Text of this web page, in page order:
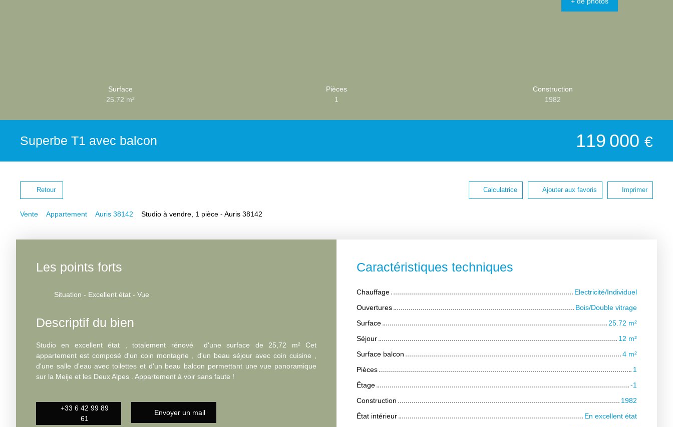
Surface
25.72 m²
Pièces
1
Construction
1982
Superbe T1 avec balcon 119 000 €
Retour Calculatrice Ajouter aux favoris Imprimer
Vente Appartement Auris 38142 Studio à vendre, 1 pièce - Auris 38142
Les points forts
Situation - Excellent état - Vue
Descriptif du bien
Studio en excellent état , totalement rénové d'une surface de 25,72 m² Cet
appartement est composé d'un coin montagne , d'un beau séjour avec coin cuisine ,
d'une salle d'eau avec toilettes et d'un beau balcon permettant une vue panoramique
sur la Meije et les Deux Alpes . Appartement à voir sans faute !
+33 6 42 99 89
61
Envoyer un mail
Caractéristiques techniques
Chauffage
Electricité/Individuel
Ouvertures
Bois/Double vitrage
Surface
25.72 m²
Séjour
12 m²
Surface balcon
4 m²
Pièces
1
Étage
-1
Construction
1982
État intérieur
En excellent état